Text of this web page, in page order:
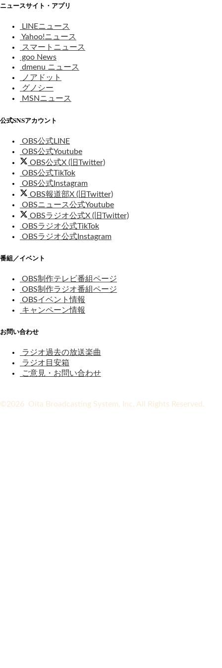
ニュースサイト・アプリ
LINEニュース
Yahoo!ニュース
スマートニュース
goo News
dmenu ニュース
ノアドット
グノシー
MSNニュース
公式SNSアカウント
OBS公式LINE
OBS公式Youtube
OBS公式X (旧Twitter)
OBS公式TikTok
OBS公式Instagram
OBS報道部X (旧Twitter)
OBSニュース公式Youtube
OBSラジオ公式X (旧Twitter)
OBSラジオ公式TikTok
OBSラジオ公式Instagram
番組／イベント
OBS制作テレビ番組ページ
OBS制作ラジオ番組ページ
OBSイベント情報
キャンペーン情報
お問い合わせ
ラジオ過去の放送楽曲
ラジオ目安箱
ご意見・お問い合わせ
©2026 Oita Broadcasting System, Inc. All Rights Reserved.